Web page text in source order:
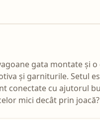
gata montate și
și garniturile. Setul
conectate cu ajutorul
mici decât prin joacă?